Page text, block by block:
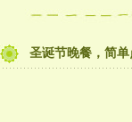
圣诞节晚餐，简